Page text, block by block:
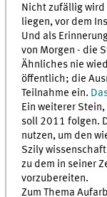
Nicht zufällig wird
liegen, vor dem
Und als
von Morgen - die
Ähnliches nie
öffentlich; die
Teilnahme ein.
Ein weiterer
soll 2011 folgen.
nutzen, um den
Szily
zu dem in seiner
vorzubereiten.
Zum Thema